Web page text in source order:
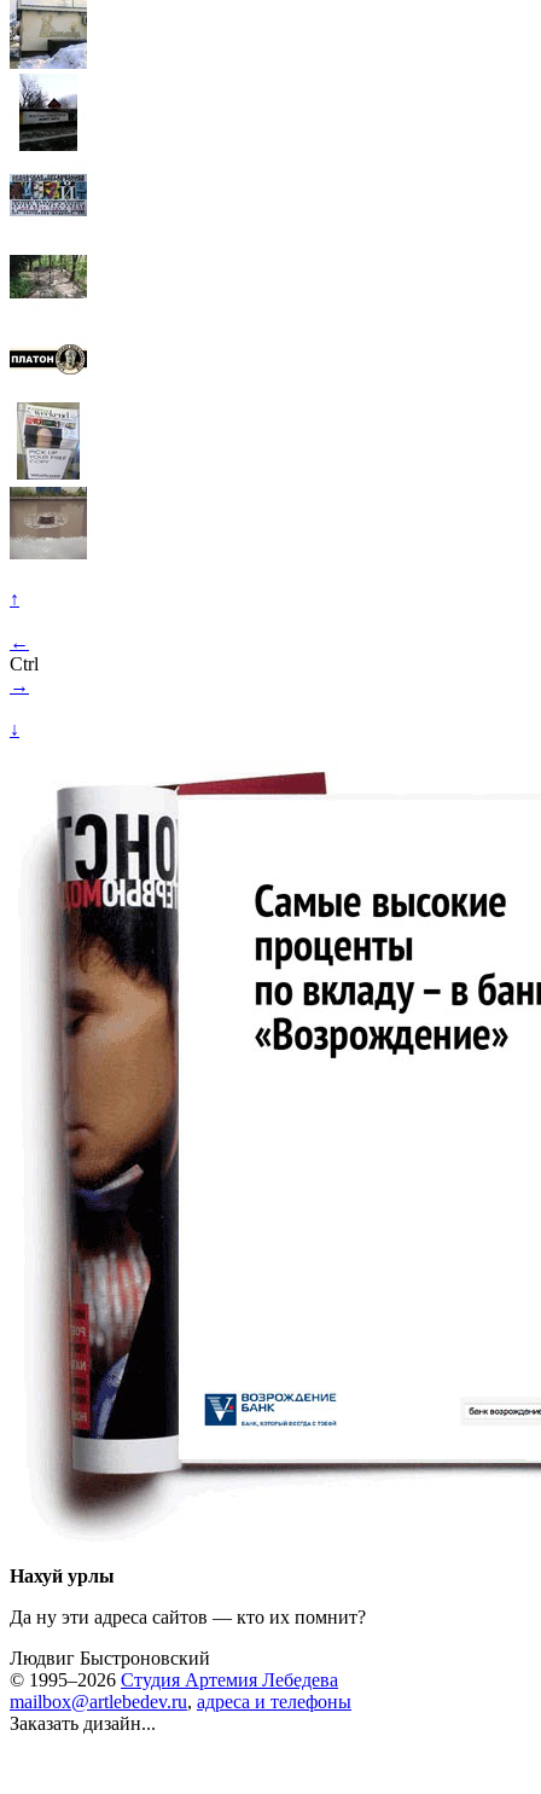
↑
←
Ctrl
→
↓
Нахуй урлы
Да ну эти адреса сайтов — кто их помнит?
Людвиг Быстроновский
© 1995–2026 Студия Артемия Лебедева
mailbox@artlebedev.ru, адреса и телефоны
Заказать дизайн...